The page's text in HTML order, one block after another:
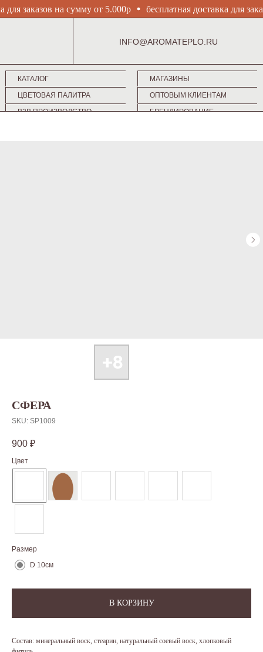
для заказов на сумму от 5.000р бесплатная доставка для
INFO@AROMATEPLO.RU
TEPLO
КАТАЛОГ
МАГАЗИНЫ
ЦВЕТОВАЯ ПАЛИТРА
ОПТОВЫМ КЛИЕНТАМ
B2B ПРОИЗВОДСТВО
БРЕНДИРОВАНИЕ
СФЕРА
SKU: SP1009
900 ₽
Цвет
Размер
D 10см
В КОРЗИНУ
Состав: минеральный воск, стеарин, натуральный соевый воск, хлопковый
КОНТАКТЫ
INFO@AROMATEPLO.RU